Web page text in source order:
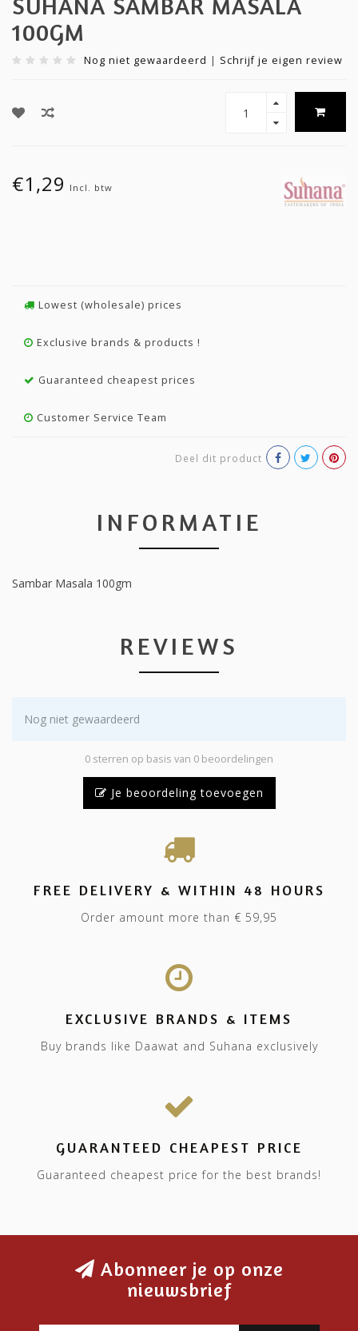
SUHANA SAMBAR MASALA
100GM
Nog niet gewaardeerd | Schrijf je eigen review
€1,29 Incl. btw
Lowest (wholesale) prices
Exclusive brands & products !
Guaranteed cheapest prices
Customer Service Team
Deel dit product
INFORMATIE
Sambar Masala 100gm
REVIEWS
Nog niet gewaardeerd
0 sterren op basis van 0 beoordelingen
Je beoordeling toevoegen
FREE DELIVERY & WITHIN 48 HOURS
Order amount more than € 59,95
EXCLUSIVE BRANDS & ITEMS
Buy brands like Daawat and Suhana exclusively
GUARANTEED CHEAPEST PRICE
Guaranteed cheapest price for the best brands!
Abonneer je op onze
nieuwsbrief